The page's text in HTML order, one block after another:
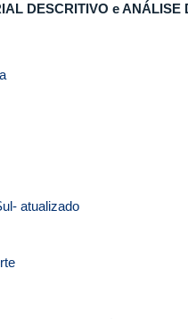
DESCRITIVO e ANÁLISE
- atualizado